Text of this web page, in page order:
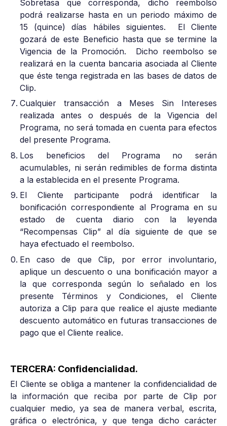
Sobretasa que corresponda, dicho reembolso
podrá realizarse hasta en un periodo máximo de
15 (quince) días hábiles siguientes. El Cliente
gozará de este Beneficio hasta que se termine la
Vigencia de la Promoción. Dicho reembolso se
realizará en la cuenta bancaria asociada al Cliente
que éste tenga registrada en las bases de datos de
Clip.
Cualquier transacción a Meses Sin Intereses
realizada antes o después de la Vigencia del
Programa, no será tomada en cuenta para efectos
del presente Programa.
Los beneficios del Programa no serán
acumulables, ni serán redimibles de forma distinta
a la establecida en el presente Programa.
El Cliente participante podrá identificar la
bonificación correspondiente al Programa en su
estado de cuenta diario con la leyenda
“Recompensas Clip” al día siguiente de que se
haya efectuado el reembolso.
En caso de que Clip, por error involuntario,
aplique un descuento o una bonificación mayor a
la que corresponda según lo señalado en los
presente Términos y Condiciones, el Cliente
autoriza a Clip para que realice el ajuste mediante
descuento automático en futuras transacciones de
pago que el Cliente realice.
TERCERA: Confidencialidad.
El Cliente se obliga a mantener la confidencialidad de
la información que reciba por parte de Clip por
cualquier medio, ya sea de manera verbal, escrita,
gráfica o electrónica, y que tenga dicho carácter